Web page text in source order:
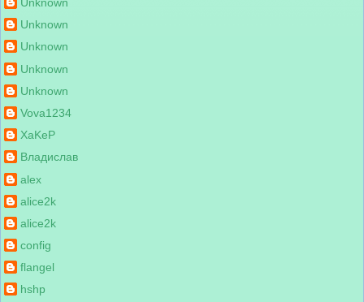
Unknown
Unknown
Unknown
Unknown
Vova1234
XaKeP
Владислав
alex
alice2k
alice2k
config
flangel
hshp